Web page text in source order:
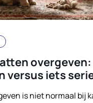
overgeven:
versus iets
is niet normaal bij